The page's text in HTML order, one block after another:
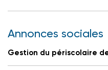
Annonces sociales
Gestion du périscolaire